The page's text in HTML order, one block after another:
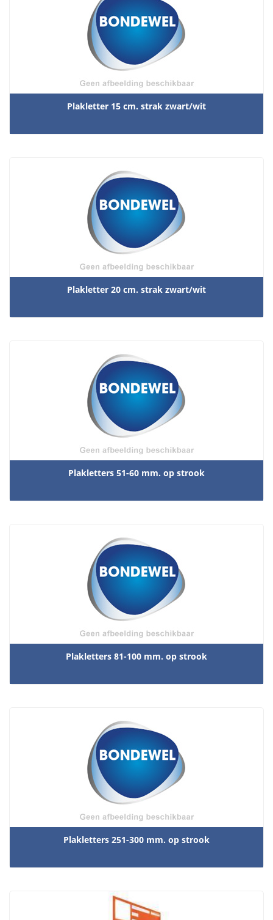
Plakletter 15 cm. strak zwart/wit
Plakletter 20 cm. strak zwart/wit
Plakletters 51-60 mm. op strook
Plakletters 81-100 mm. op strook
Plakletters 251-300 mm. op strook